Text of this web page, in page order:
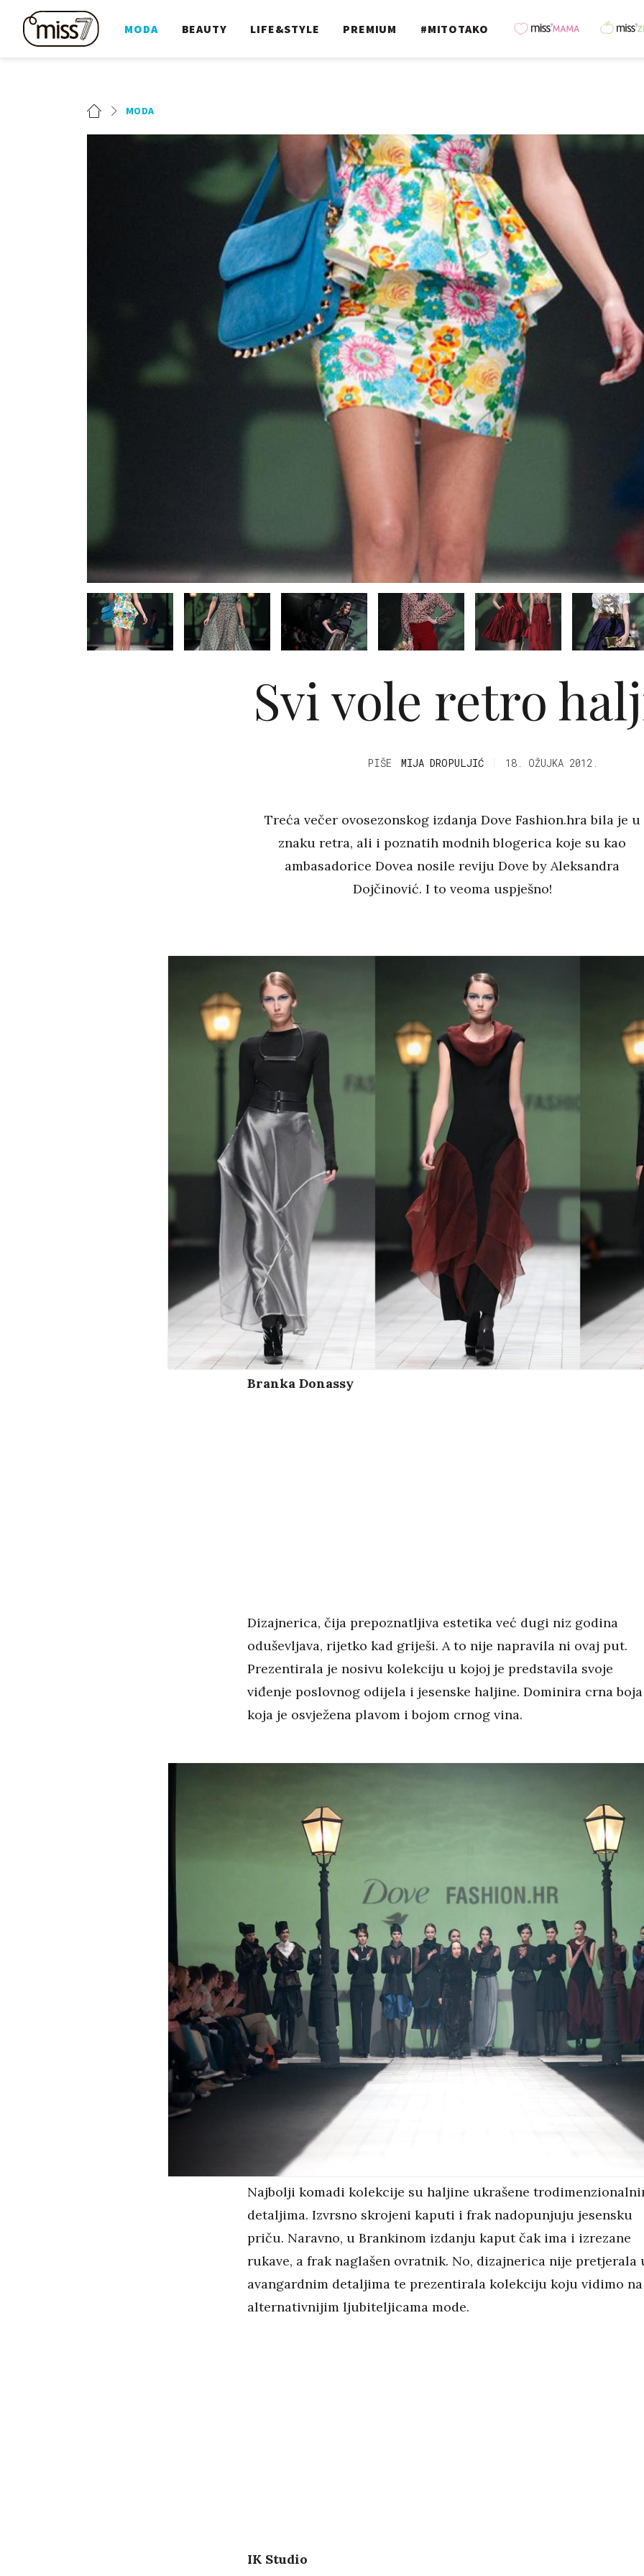
MODA BEAUTY LIFE&STYLE PREMIUM #MITOTAKO
MODA
Svi vole retro
PIŠE MIJA DROPULJIĆ 18. OŽUJKA 2012.
Treća večer ovosezonskog izdanja Dove Fashion.hra bila je u
znaku retra, ali i poznatih modnih blogerica koje su kao
ambasadorice Dovea nosile reviju Dove by Aleksandra
Dojčinović. I to veoma uspješno!
Branka Donassy
Dizajnerica, čija prepoznatljiva estetika već dugi niz godina
oduševljava, rijetko kad griješi. A to nije napravila ni ovaj put.
Prezentirala je nosivu kolekciju u kojoj je predstavila svoje
viđenje poslovnog odijela i jesenske haljine. Dominira crna boja
koja je osvježena plavom i bojom crnog vina.
Najbolji komadi kolekcije su haljine ukrašene
detaljima. Izvrsno skrojeni kaputi i frak nadopunjuju jesensku
priču. Naravno, u Brankinom izdanju kaput čak ima i izrezane
rukave, a frak naglašen ovratnik. No, dizajnerica nije pretjerala
avangardnim detaljima te prezentirala kolekciju koju vidimo na
alternativnijim ljubiteljicama mode.
IK Studio